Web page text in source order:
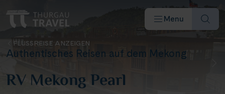
Menu
FLUSSREISE ANZEIGEN
Authentisches Reisen auf dem Mekong
RV Mekong Pearl